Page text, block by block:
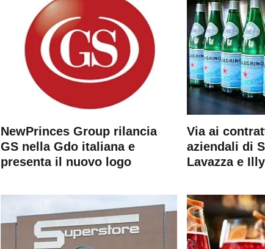
NewPrinces Group rilancia
GS nella Gdo italiana e
presenta il nuovo logo
Via ai
aziendali di
Lavazza e